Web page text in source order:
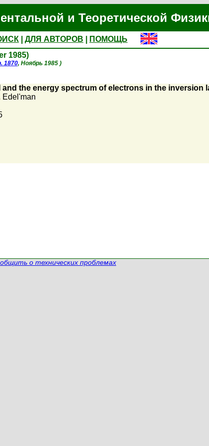
и Теоретической
ДЛЯ АВТОРОВ
ПОМОЩЬ
1985)
1870, Ноябрь 1985 )
the energy spectrum of electrons in the inversion
Edel'man
о технических проблемах